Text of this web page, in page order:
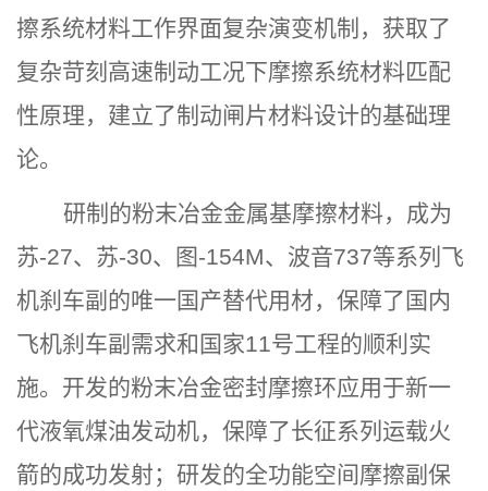
擦系统材料工作界面复杂演变机制，获取了
复杂苛刻高速制动工况下摩擦系统材料匹配
性原理，建立了制动闸片材料设计的基础理
论。
研制的粉末冶金金属基摩擦材料， 成为
苏-27、苏-30、图-154M、波音737等系列飞
机刹车副的唯一国产替代用材，保障了国内
飞机刹车副需求和国家11号工程的顺利实
施。 开发的粉末冶金密封摩擦环应用于新一
代液氧煤油发动机，保障了长征系列运载火
箭的成功发射；研发的全功能空间摩擦副保